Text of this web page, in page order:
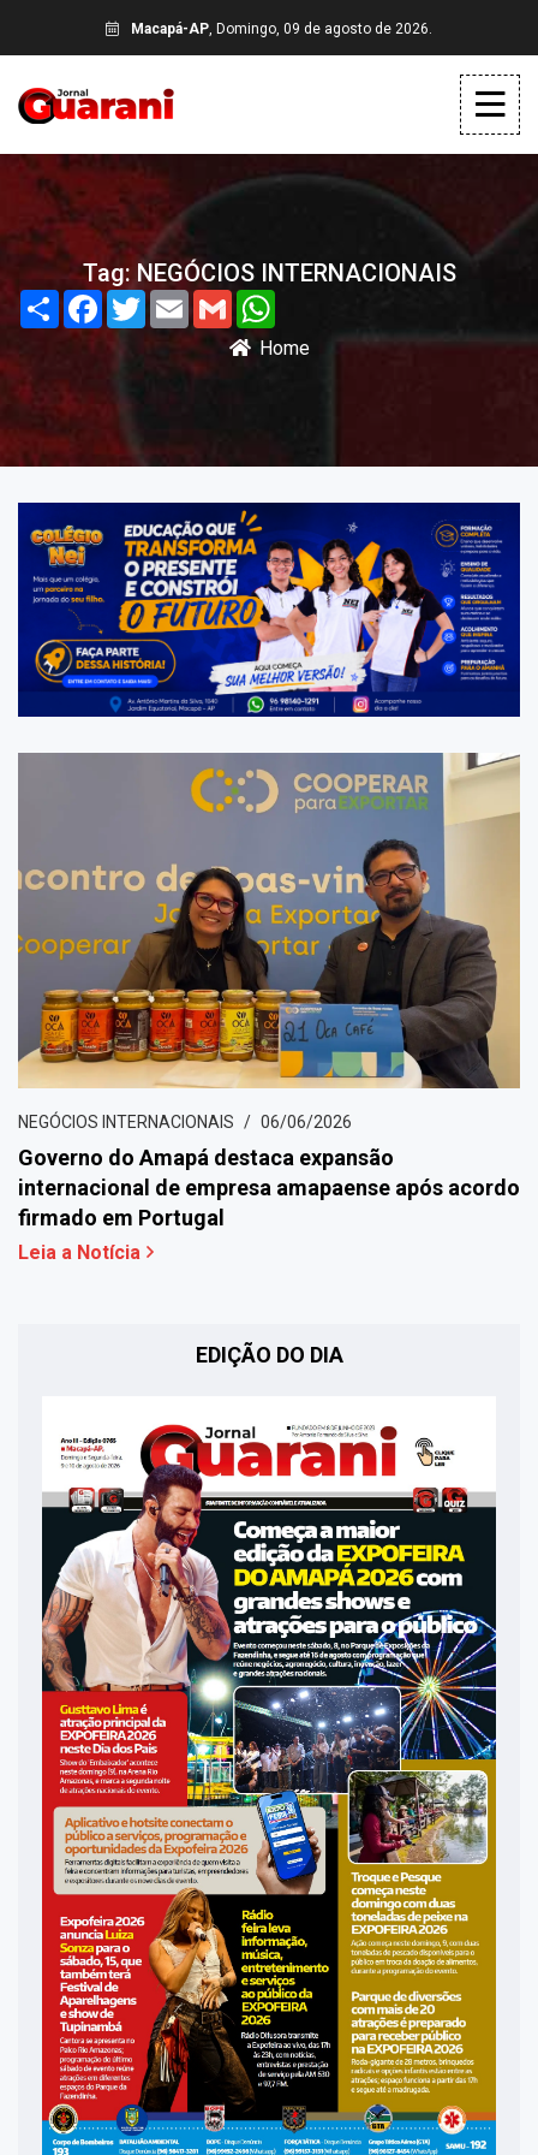
Macapá-AP, Domingo, 09 de agosto de 2026.
Tag: NEGÓCIOS INTERNACIONAIS
ShareFacebook
TwitterEmail Gmail
Home
NEGÓCIOS INTERNACIONAIS 06/06/2026
Governo do Amapá destaca expansão
internacional de empresa amapaense após acordo
firmado em Portugal
Leia a Notícia
EDIÇÃO DO DIA